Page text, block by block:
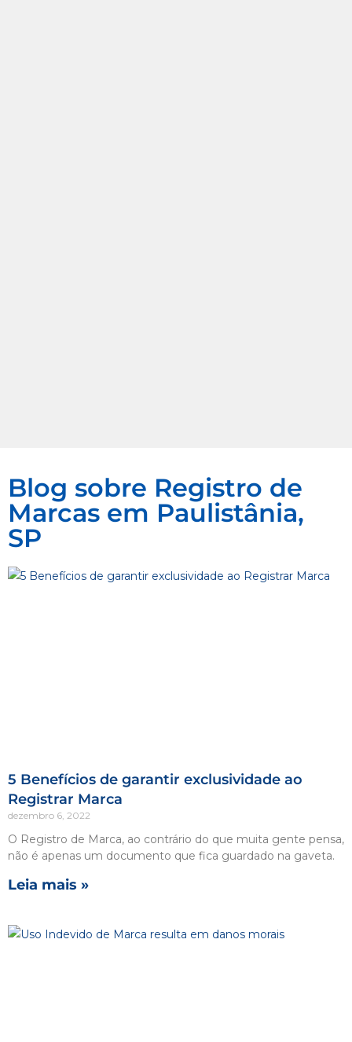
Blog sobre Registro de
Marcas em Paulistânia,
SP
5 Benefícios de garantir exclusividade ao
Registrar Marca
dezembro 6, 2022
O Registro de Marca, ao contrário do que muita gente pensa,
não é apenas um documento que fica guardado na gaveta.
Leia mais »